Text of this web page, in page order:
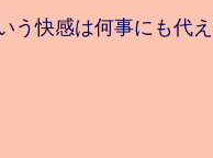
う快感は何事にも代